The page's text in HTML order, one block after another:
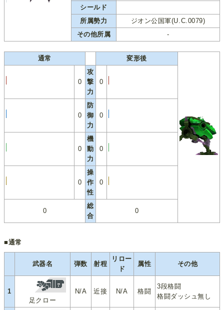
シールド
所属勢力
ジオン公国軍(U.C.0079)
その他所属
-
通常 変形後
0
攻
撃
力
0
0
防
御
力
0
0
機
動
力
0
0
操
作
性
0
0
総
合
0
■通常
武器名 弾数 射程
リロー
ド
属性 その他
1
足クロー
N/A 近接 N/A 格闘
3段格闘
格闘ダッシュ無し